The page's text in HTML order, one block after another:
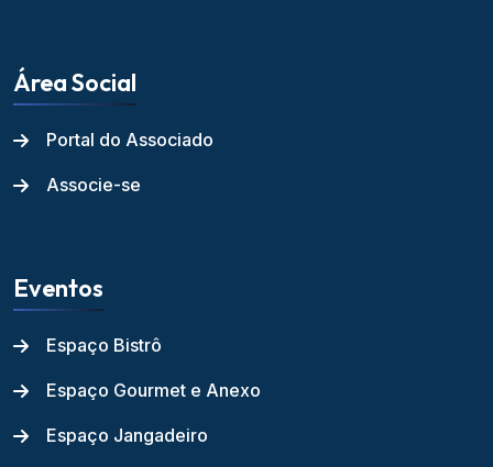
Área Social
Portal do Associado
Associe-se
Eventos
Espaço Bistrô
Espaço Gourmet e Anexo
Espaço Jangadeiro